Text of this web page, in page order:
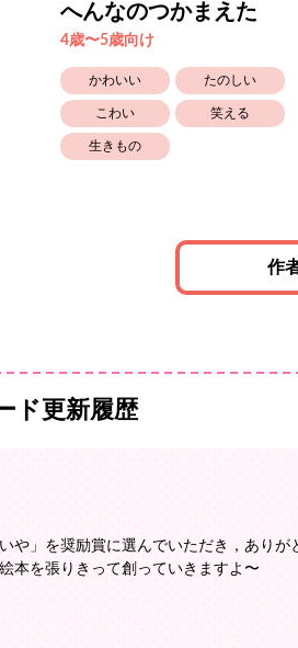
へんなのつかまえた
4歳〜5歳向け
かわいい たのしい
こわい 笑える
生きもの
作
ド更新履歴
」を奨励賞に選んでいただき，ありが
本を張りきって創っていきますよ〜